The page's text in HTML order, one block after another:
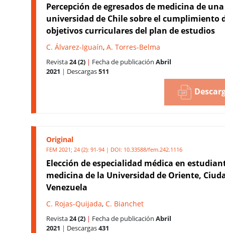
Percepción de egresados de medicina de una
universidad de Chile sobre el cumplimiento
objetivos curriculares del plan de estudios
C. Álvarez-Iguaín, A. Torres-Belma
Revista24 (2) | Fecha de publicación Abril
2021 | Descargas511
Original
FEM 2021; 24 (2): 91-94 | DOI: 10.33588/fem.242.1116
Elección de especialidad médica en
medicina de la Universidad de Oriente,
Venezuela
C. Rojas-Quijada, C. Bianchet
Revista24 (2) | Fecha de publicación Abril
2021 | Descargas431